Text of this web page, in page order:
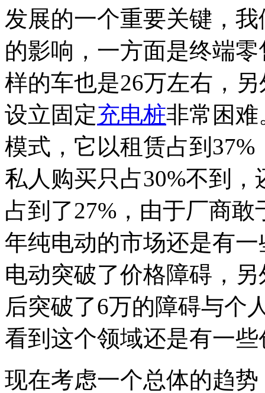
发展的一个重要关键，
的影响，一方面是终端
样的车也是26万左右，
设立固定充电桩非常困
模式，它以租赁占到
私人购买只占30%不到
占到了27%，由于厂商
年纯电动的市场还是有
电动突破了价格障碍，
后突破了6万的障碍与个
看到这个领域还是有一
现在考虑一个总体的趋